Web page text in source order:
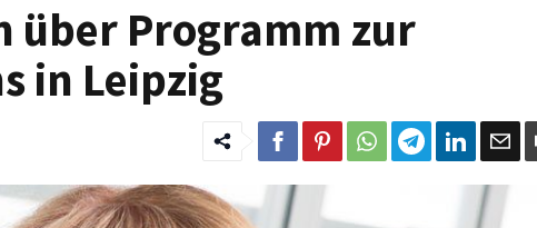
über Programm zur
in Leipzig